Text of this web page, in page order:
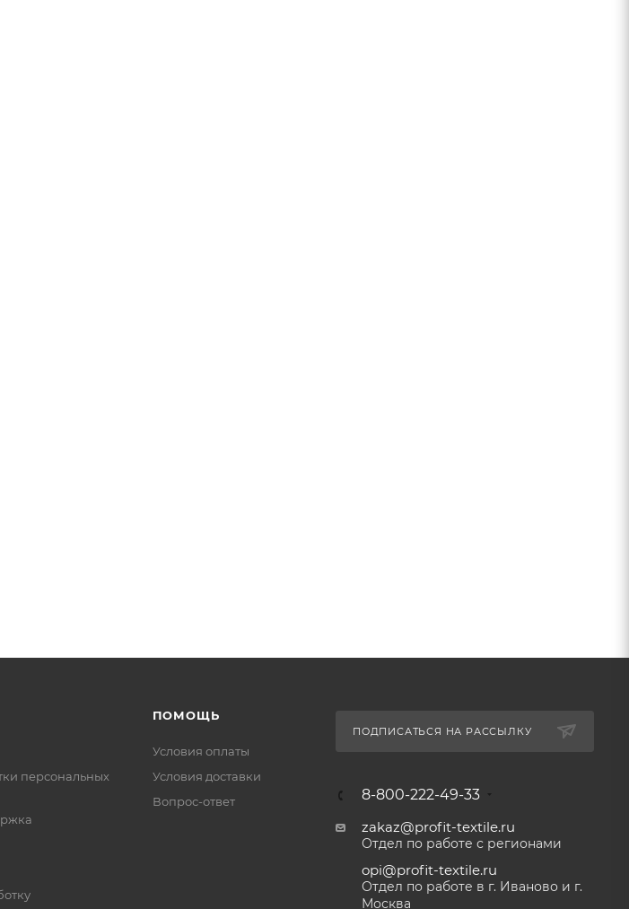
персональных
ПОМОЩЬ
Условия оплаты
Условия доставки
Вопрос-ответ
ПОДПИСАТЬСЯ НА РАССЫЛКУ
8-800-222-49-33
zakaz@profit-textile.ru
Отдел по работе с регионами
opi@profit-textile.ru
Отдел по работе в г. Иваново и г.
Москва